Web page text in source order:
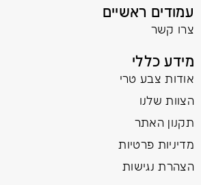
עמודים ראשיים
צרו קשר
מידע כללי
אודות צבע טרי
הצוות שלנו
תקנון האתר
מדיניות פרטיות
הצהרת נגישות